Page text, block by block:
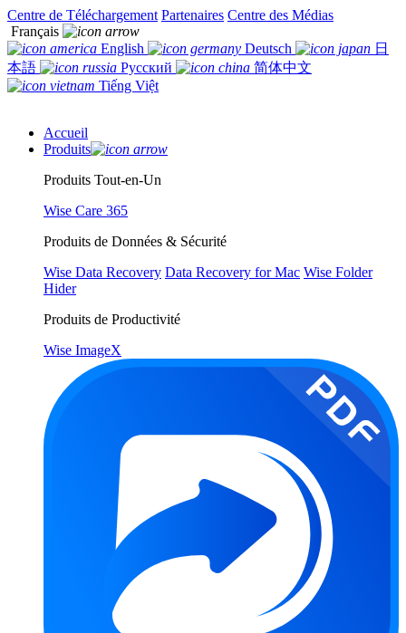
Centre de Téléchargement Partenaires Centre des Médias
Français
English
Deutsch
日
本語
Русский
简体中文
Tiếng Việt
Accueil
Produits
Produits Tout-en-Un
Wise Care 365
Produits de Données & Sécurité
Wise Data Recovery Data Recovery for Mac Wise Folder
Hider
Produits de Productivité
Wise ImageX